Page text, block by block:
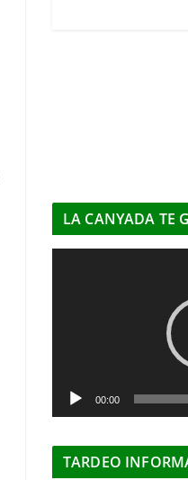
LA CANYADA TE
c
00:00
TARDEO